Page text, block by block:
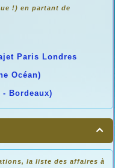
!) en partant de
Paris Londres
Océan)
Bordeaux)

la liste des affaires à